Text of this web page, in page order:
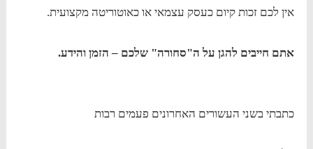
אין לכם זכות קיום כעסק עצמאי או כאוטוריטה מקצועית.
אתם חייבים להגן על ה"סחורה" שלכם – הזמן והידע.
כתבתי בשני העשורים האחרונים פעמים רבות